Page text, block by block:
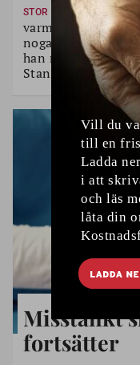
STOR INTERVJU
varma och
noga med att ta
han mår bra. Det
Stanley åker
Misstänkt
fortsätter